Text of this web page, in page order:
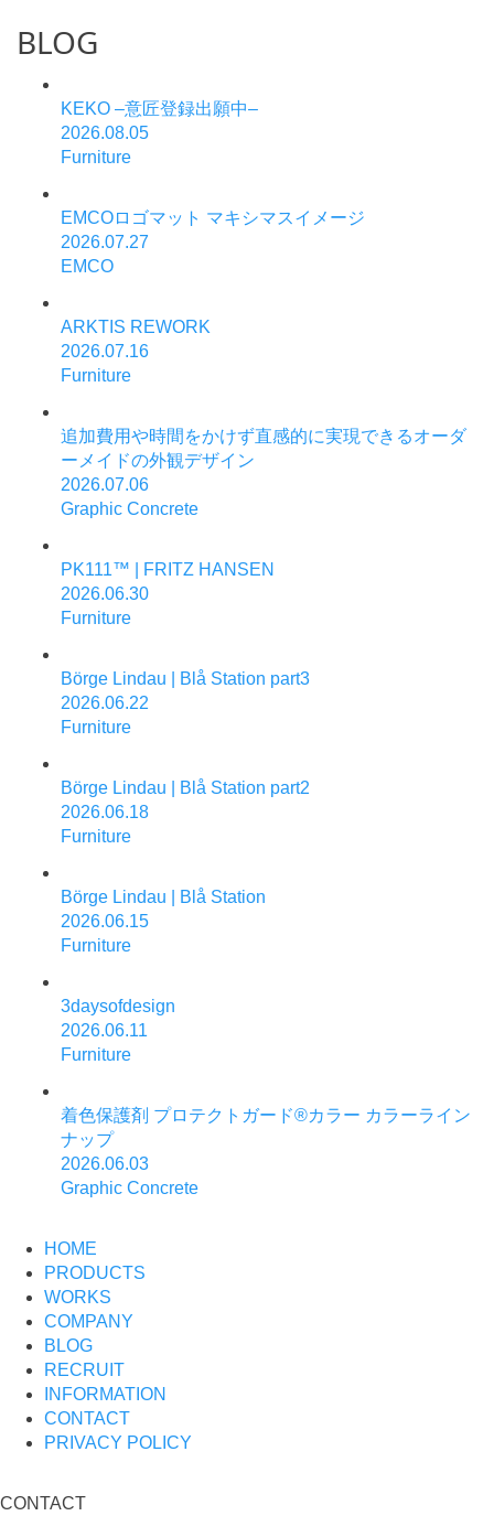
BLOG
KEKO –意匠登録出願中–
2026.08.05
Furniture
EMCOロゴマット マキシマスイメージ
2026.07.27
EMCO
ARKTIS REWORK
2026.07.16
Furniture
追加費用や時間をかけず直感的に実現できるオーダ
ーメイドの外観デザイン
2026.07.06
Graphic Concrete
PK111™ | FRITZ HANSEN
2026.06.30
Furniture
Börge Lindau | Blå Station part3
2026.06.22
Furniture
Börge Lindau | Blå Station part2
2026.06.18
Furniture
Börge Lindau | Blå Station
2026.06.15
Furniture
3daysofdesign
2026.06.11
Furniture
着色保護剤 プロテクトガード®カラー カラーライン
ナップ
2026.06.03
Graphic Concrete
HOME
PRODUCTS
WORKS
COMPANY
BLOG
RECRUIT
INFORMATION
CONTACT
PRIVACY POLICY
CONTACT